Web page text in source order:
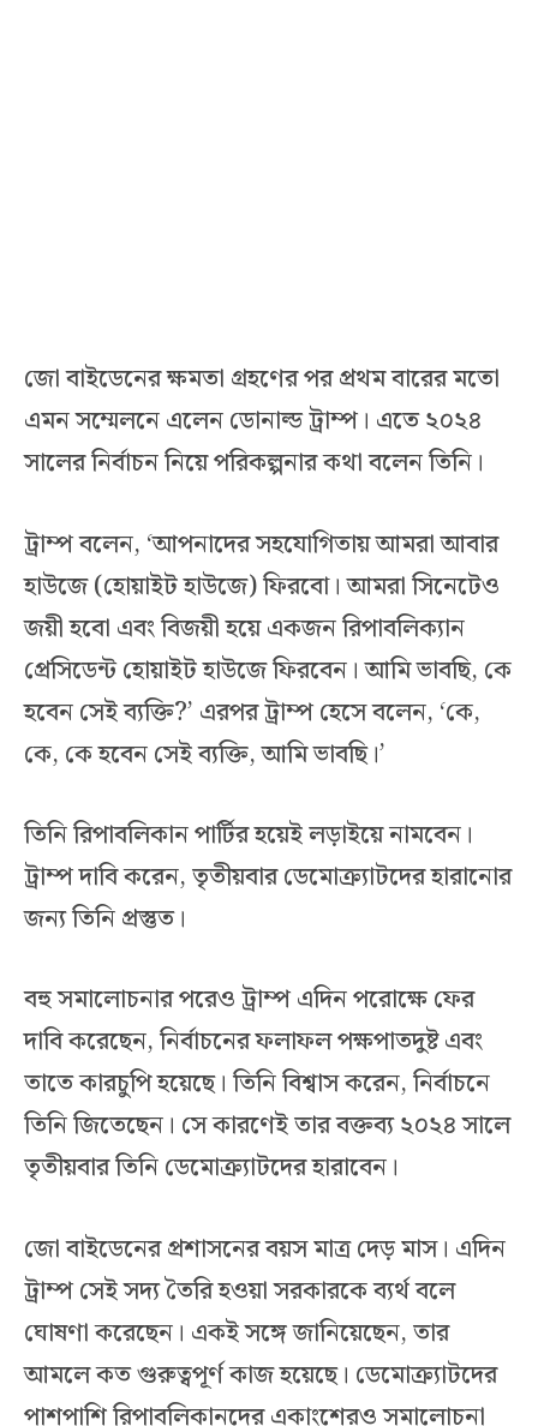
জো বাইডেনের ক্ষমতা গ্রহণের পর প্রথম বারের মতো
এমন সম্মেলনে এলেন ডোনাল্ড ট্রাম্প। এতে ২০২৪
সালের নির্বাচন নিয়ে পরিকল্পনার কথা বলেন তিনি।
ট্রাম্প বলেন, ‘আপনাদের সহযোগিতায় আমরা আবার
হাউজে (হোয়াইট হাউজে) ফিরবো। আমরা সিনেটেও
জয়ী হবো এবং বিজয়ী হয়ে একজন রিপাবলিক্যান
প্রেসিডেন্ট হোয়াইট হাউজে ফিরবেন। আমি ভাবছি, কে
হবেন সেই ব্যক্তি?’ এরপর ট্রাম্প হেসে বলেন, ‘কে,
কে, কে হবেন সেই ব্যক্তি, আমি ভাবছি।’
তিনি রিপাবলিকান পার্টির হয়েই লড়াইয়ে নামবেন।
ট্রাম্প দাবি করেন, তৃতীয়বার ডেমোক্র্যাটদের হারানোর
জন্য তিনি প্রস্তুত।
বহু সমালোচনার পরেও ট্রাম্প এদিন পরোক্ষে ফের
দাবি করেছেন, নির্বাচনের ফলাফল পক্ষপাতদুষ্ট এবং
তাতে কারচুপি হয়েছে। তিনি বিশ্বাস করেন, নির্বাচনে
তিনি জিতেছেন। সে কারণেই তার বক্তব্য ২০২৪ সালে
তৃতীয়বার তিনি ডেমোক্র্যাটদের হারাবেন।
জো বাইডেনের প্রশাসনের বয়স মাত্র দেড় মাস। এদিন
ট্রাম্প সেই সদ্য তৈরি হওয়া সরকারকে ব্যর্থ বলে
ঘোষণা করেছেন। একই সঙ্গে জানিয়েছেন, তার
আমলে কত গুরুত্বপূর্ণ কাজ হয়েছে। ডেমোক্র্যাটদের
পাশপাশি রিপাবলিকানদের একাংশেরও সমালোচনা